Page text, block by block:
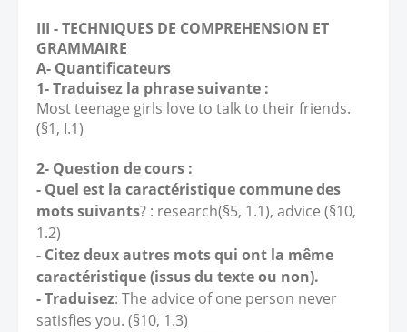
III - TECHNIQUES DE COMPREHENSION ET
GRAMMAIRE
A- Quantificateurs
1- Traduisez la phrase suivante :
Most teenage girls love to talk to their friends.
(§1, I.1)
2- Question de cours :
- Quel est la caractéristique commune des
mots suivants? : research(§5, 1.1), advice (§10,
1.2)
- Citez deux autres mots qui ont la même
caractéristique (issus du texte ou non).
- Traduisez: The advice of one person never
satisfies you. (§10, 1.3)